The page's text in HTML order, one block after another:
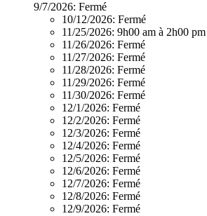
9/7/2026: Fermé
10/12/2026: Fermé
11/25/2026: 9h00 am à 2h00 pm
11/26/2026: Fermé
11/27/2026: Fermé
11/28/2026: Fermé
11/29/2026: Fermé
11/30/2026: Fermé
12/1/2026: Fermé
12/2/2026: Fermé
12/3/2026: Fermé
12/4/2026: Fermé
12/5/2026: Fermé
12/6/2026: Fermé
12/7/2026: Fermé
12/8/2026: Fermé
12/9/2026: Fermé